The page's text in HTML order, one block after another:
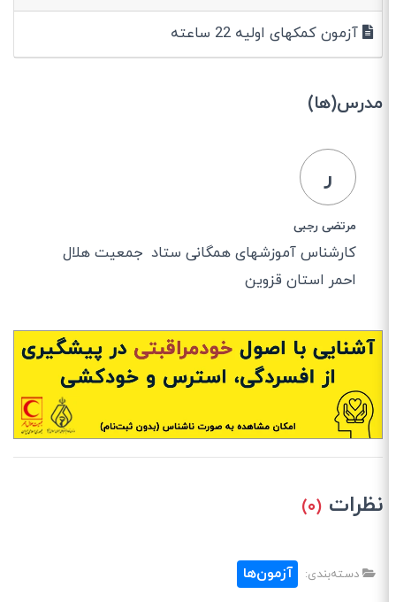
آزمون کمکهای اولیه 22 ساعته
مدرس(ها)
ر
مرتضی رجبی
کارشناس آموزشهای همگانی ستاد جمعیت هلال
احمر استان قزوین
نظرات
دسته‌بندی: آزمون‌ها